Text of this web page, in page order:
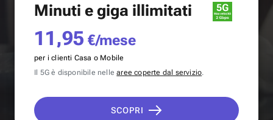
Minuti e giga illimitati
11,95 €/mese
per i clienti Casa o Mobile
Il 5G è disponibile nellearee coperte dal servizio.
SCOPRI